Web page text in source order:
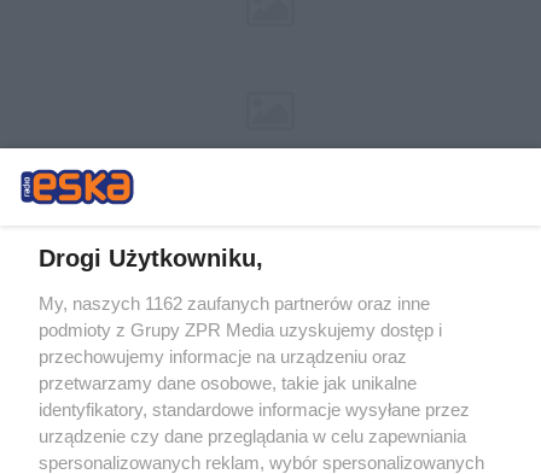
Żaden utwór zamieszczony w serwisie nie może być powielany i
rozpowszechniany lub dalej rozpowszechniany w jakikolwiek sposób (w
tym także elektroniczny lub mechaniczny) na jakimkolwiek polu
eksploatacji w jakiejkolwiek formie, włącznie z umieszczaniem w
Internecie bez pisemnej zgody właściciela praw. Jakiekolwiek użycie lub
wykorzystanie utworów w całości lub w części z naruszeniem prawa,
tzn. bez właściwej zgody, jest zabronione pod groźbą kary i może być
ścigane prawnie.
Drogi Użytkowniku,
My, naszych 1162 zaufanych partnerów oraz inne
podmioty z Grupy ZPR Media uzyskujemy dostęp i
przechowujemy informacje na urządzeniu oraz
przetwarzamy dane osobowe, takie jak unikalne
identyfikatory, standardowe informacje wysyłane przez
urządzenie czy dane przeglądania w celu zapewniania
spersonalizowanych reklam, wybór spersonalizowanych